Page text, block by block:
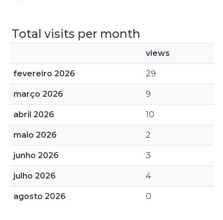
Total visits per month
views
fevereiro 2026 29
março 2026 9
abril 2026 10
maio 2026 2
junho 2026 3
julho 2026 4
agosto 2026 0